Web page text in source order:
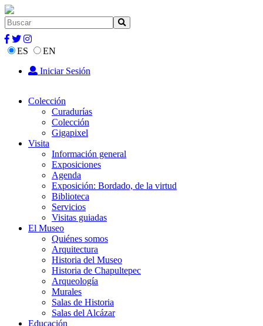
ES
EN
Iniciar Sesión
Colección
Curadurías
Colección
Gigapixel
Visita
Información general
Exposiciones
Agenda
Exposición: Bordado, de la virtud
Biblioteca
Servicios
Visitas guiadas
El Museo
Quiénes somos
Arquitectura
Historia del Museo
Historia de Chapultepec
Arqueología
Murales
Salas de Historia
Salas del Alcázar
Educación